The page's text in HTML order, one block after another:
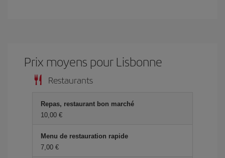
Prix ​​moyens pour Lisbonne
Restaurants
Repas, restaurant bon marché
10,00 €
Menu de restauration rapide
7,00 €